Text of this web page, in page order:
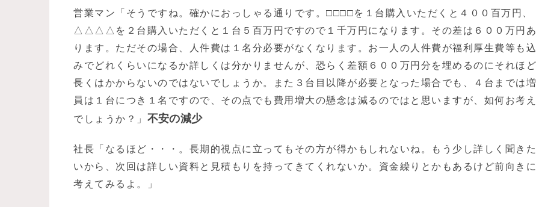
営業マン「そうですね。確かにおっしゃる通りです。□□□□を１台購入いただくと４００百万円、
△△△△を２台購入いただくと１台５百万円ですので１千万円になります。その差は６００万円あ
ります。ただその場合、人件費は１名分必要がなくなります。お一人の人件費が福利厚生費等も込
みでどれくらいになるか詳しくは分かりませんが、恐らく差額６００万円分を埋めるのにそれほど
長くはかからないのではないでしょうか。また３台目以降が必要となった場合でも、４台までは増
員は１台につき１名ですので、その点でも費用増大の懸念は減るのではと思いますが、如何お考え
でしょうか？」 不安の減少
社長「なるほど・・・。長期的視点に立ってもその方が得かもしれないね。もう少し詳しく聞きた
いから、次回は詳しい資料と見積もりを持ってきてくれないか。資金繰りとかもあるけど前向きに
考えてみるよ。」